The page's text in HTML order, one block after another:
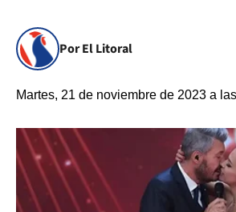
Por El Litoral
Martes, 21 de noviembre de 2023 a